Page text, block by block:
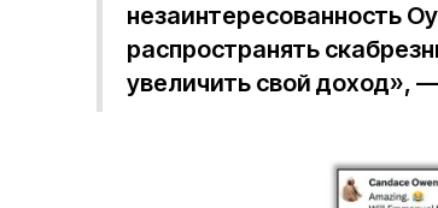
незаинтересованность
распространять
увеличить свой доход»,